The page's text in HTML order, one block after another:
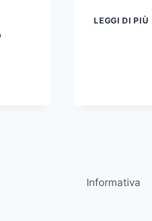
LEGGI DI PIÙ
Informativa